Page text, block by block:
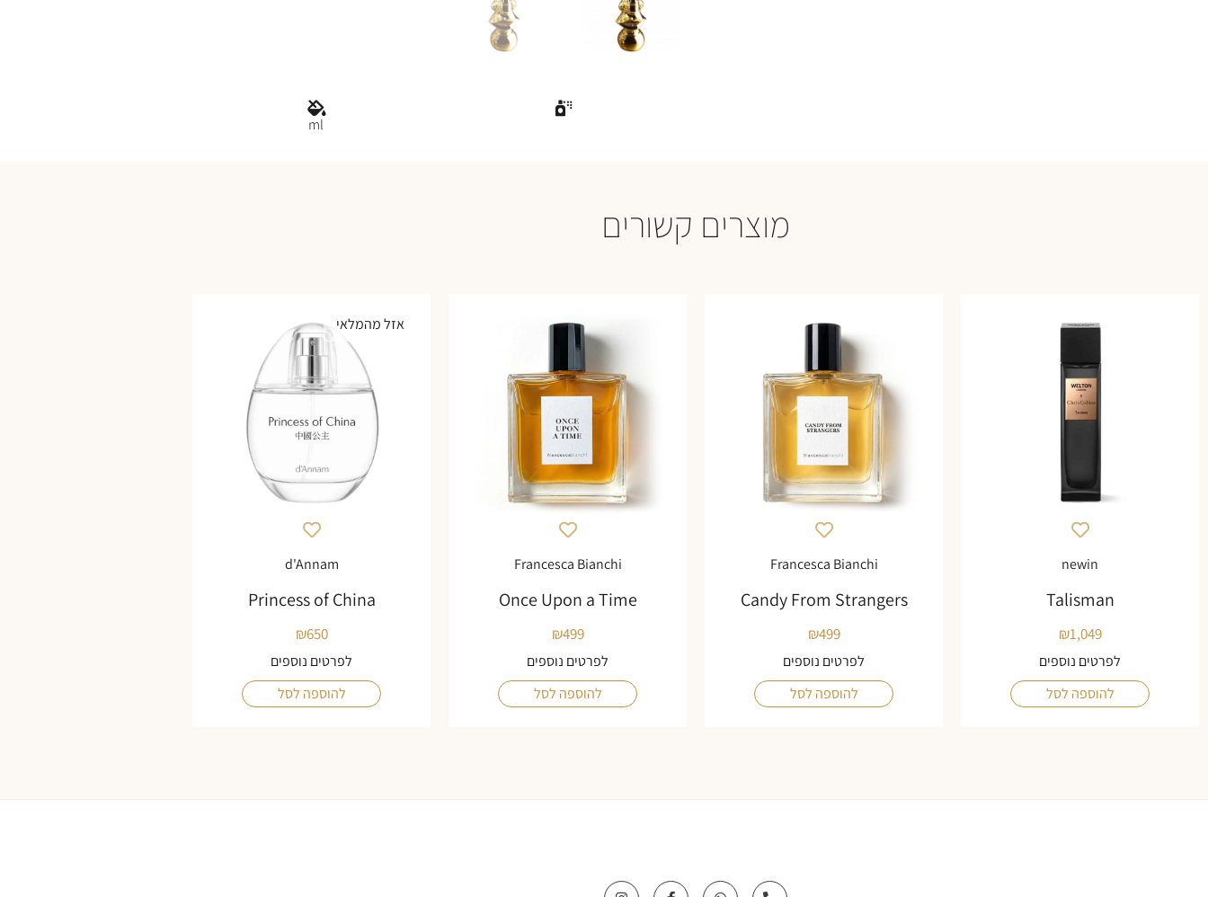
ml
מוצרים קשורים
newin
Talisman
₪1,049
לפרטים נוספים
להוספה לסל
Francesca Bianchi
Candy From Strangers
₪499
לפרטים נוספים
להוספה לסל
Francesca Bianchi
Once Upon a Time
₪499
לפרטים נוספים
להוספה לסל
אזל מהמלאי
d'Annam
Princess of China
₪650
לפרטים נוספים
להוספה לסל
P
W
F
I